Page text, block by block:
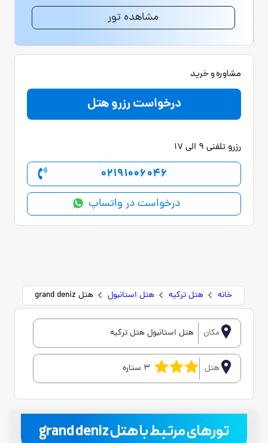
خانه هتل ترکیه هتل استانبول هتل grand deniz
مکان هتل استانبول هتل ترکیه
هتل 3 ستاره
تورهای مرتبط با هتل grand deniz
مشاهده تور
مشاوره و خرید
درخواست رزرو هتل
رزرو تلفنی 9 الی 17
02191006046
درخواست در واتساپ